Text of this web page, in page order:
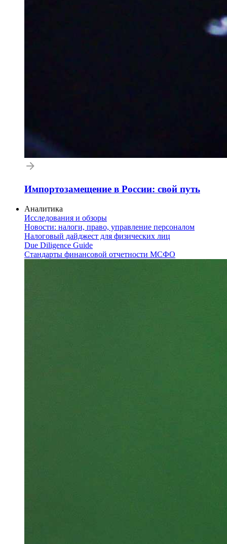
Импортозамещение в России: свой путь
Аналитика
Исследования и обзоры
Новости: налоги, право, управление персоналом
Налоговый дайджест для физических лиц
Due Diligence Guide
Стандарты финансовой отчетности МСФО